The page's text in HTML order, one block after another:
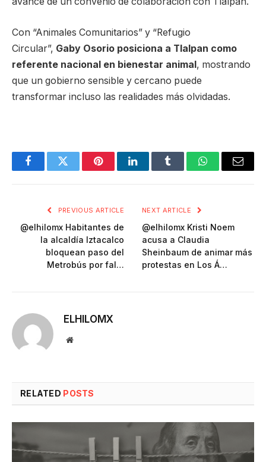
Con “Animales Comunitarios” y “Refugio
Circular”, Gaby Osorio posiciona a Tlalpan como
referente nacional en bienestar animal, mostrando
que un gobierno sensible y cercano puede
transformar incluso las realidades más olvidadas.
FacebookTwitter PinterestLinkedInTumblr WhatsAppEmail
PREVIOUS ARTICLE
@elhilomx Habitantes de
la alcaldía Iztacalco
bloquean paso del
Metrobús por fal…
NEXT ARTICLE
@elhilomx Kristi Noem
acusa a Claudia
Sheinbaum de animar más
protestas en Los Á…
ELHILOMX
Website
RELATED POSTS